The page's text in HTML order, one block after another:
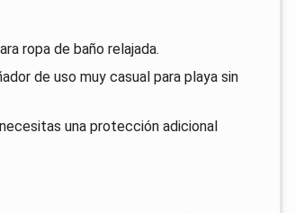
ropa de baño relajada.
de uso muy casual para playa sin
una protección adicional